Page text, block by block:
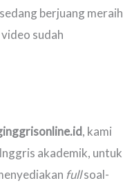
berjuang meraih
sudah
, kami
akademik, untuk
fullsoal-